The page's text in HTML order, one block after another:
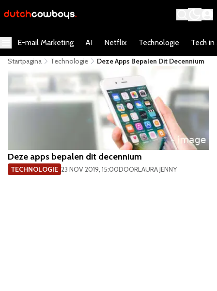
E-mail Marketing AI Netflix Technologie Tech in
Startpagina Technologie ​Deze Apps Bepalen Dit Decennium
​Deze apps bepalen dit decennium
TECHNOLOGIE 23 NOV 2019, 15:00DOORLAURA JENNY